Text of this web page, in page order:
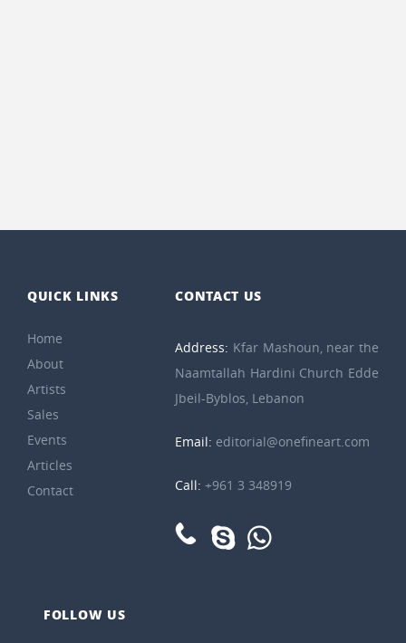
QUICK LINKS
Home
About
Artists
Sales
Events
Articles
Contact
CONTACT US
Address: Kfar Mashoun, near the
Naamtallah Hardini Church Edde
Jbeil-Byblos, Lebanon
Email: editorial@onefineart.com
Call:+961 3 348919
FOLLOW US